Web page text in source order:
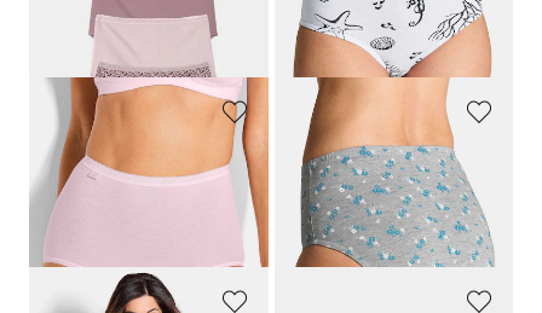
24,95 €
30-Tage-Bestpreis**: 24,95 €
14,97 €29,95 €
30-Tage-Bestpreis**: 17,97 € (-16%)
SLOGGI
Taillenslip im 4er-Pack
47,95 €
GOLDNER
24,47 €34,95 €
30-Tage-Bestpreis**: 27,95 € (-12%)